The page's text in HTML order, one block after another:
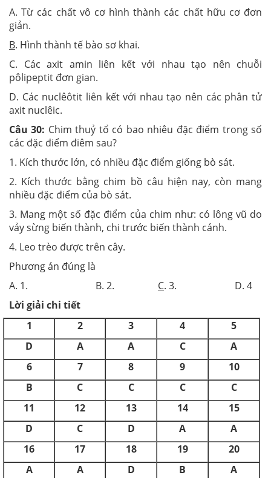
A. Từ các chất vô cơ hình thành các chất hữu cơ đơn
giản.
B. Hình thành tế bào sơ khai.
C. Các axit amin liên kết với nhau tạo nên chuỗi
pôlipeptit đơn gian.
D. Các nuclêôtit liên kết với nhau tạo nên các phân tử
axit nuclêic.
Câu 30: Chim thuỷ tổ có bao nhiêu đặc điểm trong số
các đặc điểm điêm sau?
1. Kích thước lớn, có nhiều đặc điểm giống bò sát.
2. Kích thước bằng chim bồ câu hiện nay, còn mang
nhiều đặc điểm của bò sát.
3. Mang một số đặc điểm của chim như: có lông vũ do
vảy sừng biến thành, chi trước biến thành cánh.
4. Leo trèo được trên cây.
Phương án đúng là
A. 1. B. 2. C. 3. D. 4
Lời giải chi tiết
1
2 3 4
5
D
A A C
A
6
7 8 9
10
B
C C C
C
11
12 13 14
15
D
C D A
A
16
17 18 19
20
A
A D B
A